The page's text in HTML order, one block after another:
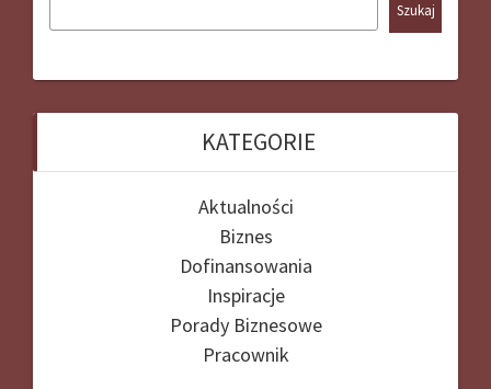
Szukaj
KATEGORIE
Aktualności
Biznes
Dofinansowania
Inspiracje
Porady Biznesowe
Pracownik